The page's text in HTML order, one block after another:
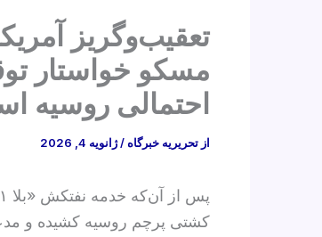
تعقیب‌و‌گریز
مسکو خواستار
احتمالی روسیه
از تحریریه خبرگاه/ژانویه 4, 2026
کشتی پرچم روسیه کشیده و